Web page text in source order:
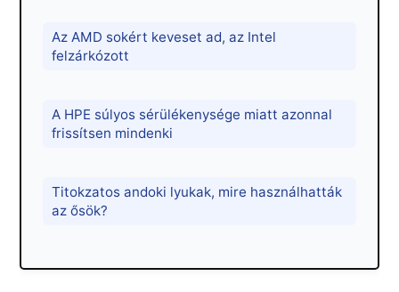
Az AMD sokért keveset ad, az Intel
felzárkózott
A HPE súlyos sérülékenysége miatt azonnal
frissítsen mindenki
Titokzatos andoki lyukak, mire használhatták
az ősök?